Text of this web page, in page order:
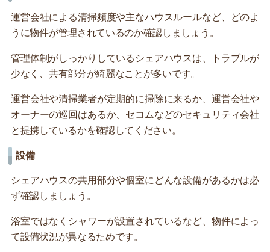
運営会社による清掃頻度や主なハウスルールなど、どのよ
うに物件が管理されているのか確認しましょう。
管理体制がしっかりしているシェアハウスは、トラブルが
少なく、共有部分が綺麗なことが多いです。
運営会社や清掃業者が定期的に掃除に来るか、運営会社や
オーナーの巡回はあるか、セコムなどのセキュリティ会社
と提携しているかを確認してください。
設備
シェアハウスの共用部分や個室にどんな設備があるかは必
ず確認しましょう。
浴室ではなくシャワーが設置されているなど、物件によっ
て設備状況が異なるためです。